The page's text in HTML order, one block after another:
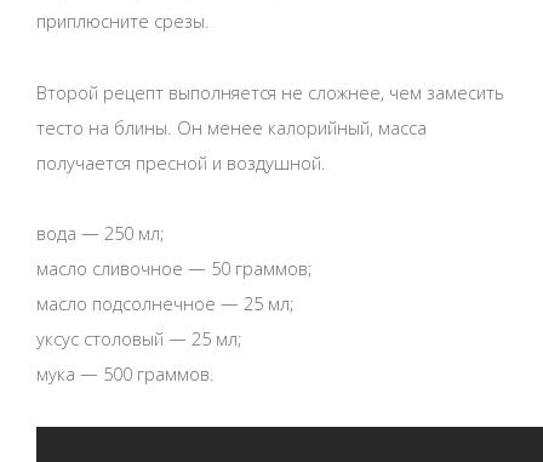
приплюсните срезы.
Второй рецепт выполняется не сложнее, чем замесить
тесто на блины. Он менее калорийный, масса
получается пресной и воздушной.
вода — 250 мл;
масло сливочное — 50 граммов;
масло подсолнечное — 25 мл;
уксус столовый — 25 мл;
мука — 500 граммов.